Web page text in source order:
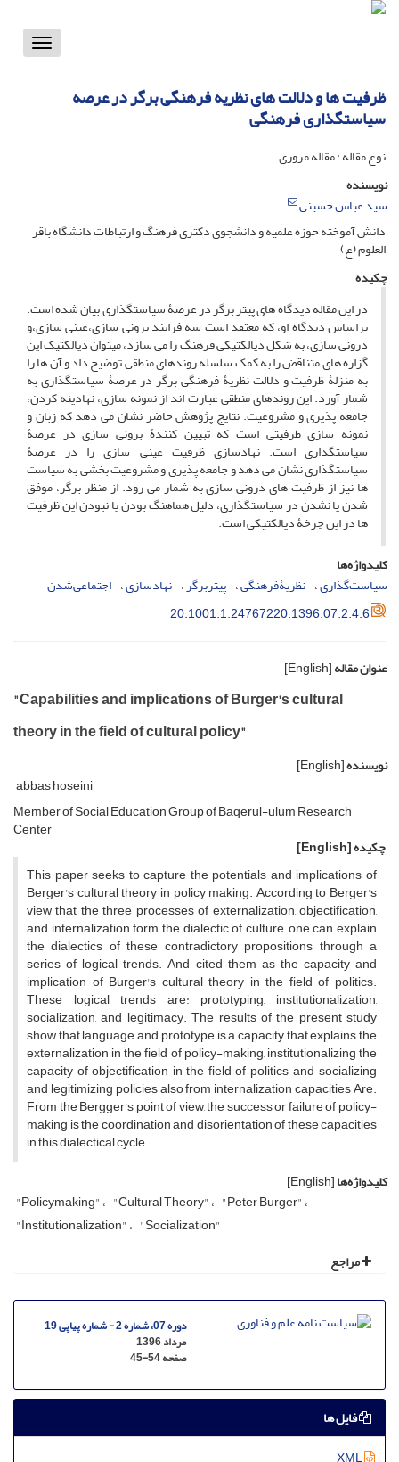
Toggle
ظرفیت ها و دلالت های نظریه فرهنگی برگر در عرصه
سیاستگذاری فرهنگی
نوع مقاله : مقاله مروری
نویسنده
سید عباس حسینی
دانش آموخته حوزه علمیه و دانشجوی دکتری فرهنگ و ارتباطات دانشگاه باقر
العلوم (ع)
چکیده
در این مقاله دیدگاه های پیتر برگر در عرصۀ سیاستگذاری بیان شده است.
براساس دیدگاه او، که معتقد است سه فرایند برونی سازی،عینی سازی،و
درونی سازی، به شکل دیالکتیکی فرهنگ را می سازد، میتوان دیالکتیک این
گزاره های متناقض را به کمک سلسله روندهای منطقی توضیح داد و آن ها را
به منزلۀ ظرفیت و دلالت نظریۀ فرهنگی برگر در عرصۀ سیاستگذاری به
شمار آورد. این روندهای منطقی عبارت اند از نمونه سازی، نهادینه کردن،
جامعه پذیری و مشروعیت. نتایج پژوهش حاضر نشان می دهد که زبان و
نمونه سازی ظرفیتی است که تبیین کنندۀ برونی سازی در عرصۀ
سیاستگذاری است. نهادسازی ظرفیت عینی سازی را در عرصۀ
سیاستگذاری نشان می دهد و جامعه پذیری و مشروعیت بخشی به سیاست
ها نیز از ظرفیت های درونی سازی به شمار می رود. از منظر برگر، موفق
شدن یا نشدن در سیاستگذاری، دلیل هماهنگ بودن یا نبودن این ظرفیت
ها در این چرخۀ دیالکتیکی است.
کلیدواژه‌ها
سیاست‌گذاری ‌ نظریۀ‌فرهنگی ‌ پیتر‌برگر ‌ نهادسازی ‌ اجتماعی‌شدن
20.1001.1.24767220.1396.07.2.4.6
عنوان مقاله[English]
"Capabilities and implications of Burger's cultural
theory in the field of cultural policy"
نویسنده[English]
abbas hoseini
Member of Social Education Group of Baqerul-ulum Research
Center
چکیده[English]
This paper seeks to capture the potentials and implications of
Berger's cultural theory in policy making. According to Berger's
view that the three processes of externalization, objectification,
and internalization form the dialectic of culture, one can explain
the dialectics of these contradictory propositions through a
series of logical trends. And cited them as the capacity and
implication of Burger's cultural theory in the field of politics.
These logical trends are: prototyping, institutionalization,
socialization, and legitimacy. The results of the present study
show that language and prototype is a capacity that explains the
externalization in the field of policy-making, institutionalizing the
capacity of objectification in the field of politics, and socializing
and legitimizing policies also from internalization capacities Are.
From the Bergger's point of view, the success or failure of policy-
making is the coordination and disorientation of these capacities
in this dialectical cycle.
کلیدواژه‌ها[English]
"Policymaking"
"Cultural Theory"
"Peter Burger"
"Institutionalization"
"Socialization"
مراجع
دوره 07، شماره 2 - شماره پیاپی 19
مرداد 1396
صفحه45-54
فایل ها